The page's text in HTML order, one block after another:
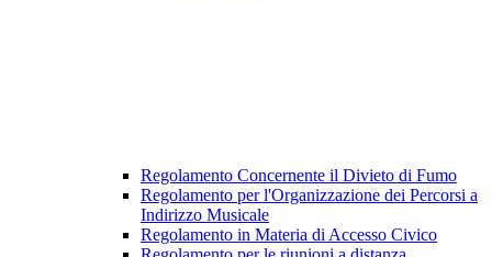
Regolamento Concernente il Divieto di Fumo
Regolamento per l'Organizzazione dei Percorsi a
Indirizzo Musicale
Regolamento in Materia di Accesso Civico